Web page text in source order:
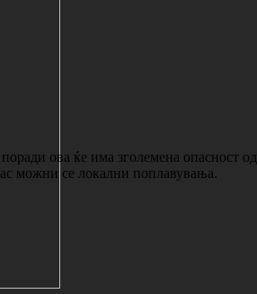
ова ќе има зголемена опасност од
можни се локални поплавувања.